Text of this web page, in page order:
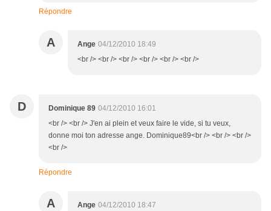
Répondre
A Ange 04/12/2010 18:49
<br /> <br /> <br /> <br /> <br /> <br />
D Dominique 89 04/12/2010 16:01
<br /> <br /> J'en ai plein et veux faire le vide, si tu veux,
donne moi ton adresse ange. Dominique89<br /> <br /> <br />
<br />
Répondre
A Ange 04/12/2010 18:47